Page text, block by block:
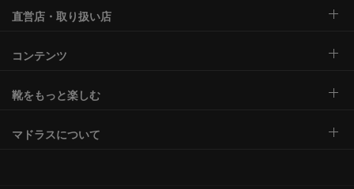
直営店・取り扱い店
コンテンツ
靴をもっと楽しむ
マドラスについて